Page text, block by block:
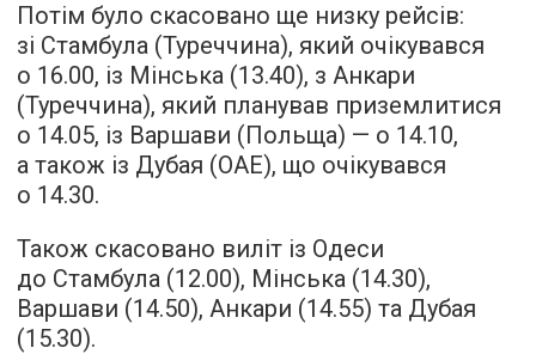
Потім було скасовано ще низку рейсів:
зі Стамбула (Туреччина), який очікувався
о 16.00, із Мінська (13.40), з Анкари
(Туреччина), який планував приземлитися
о 14.05, із Варшави (Польща) — о 14.10,
а також із Дубая (ОАЕ), що очікувався
о 14.30.
Також скасовано виліт із Одеси
до Стамбула (12.00), Мінська (14.30),
Варшави (14.50), Анкари (14.55) та Дубая
(15.30).